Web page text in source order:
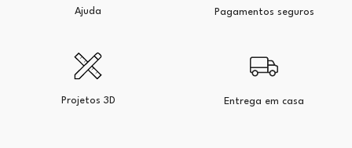
Ajuda Pagamentos seguros
Projetos 3D Entrega em casa